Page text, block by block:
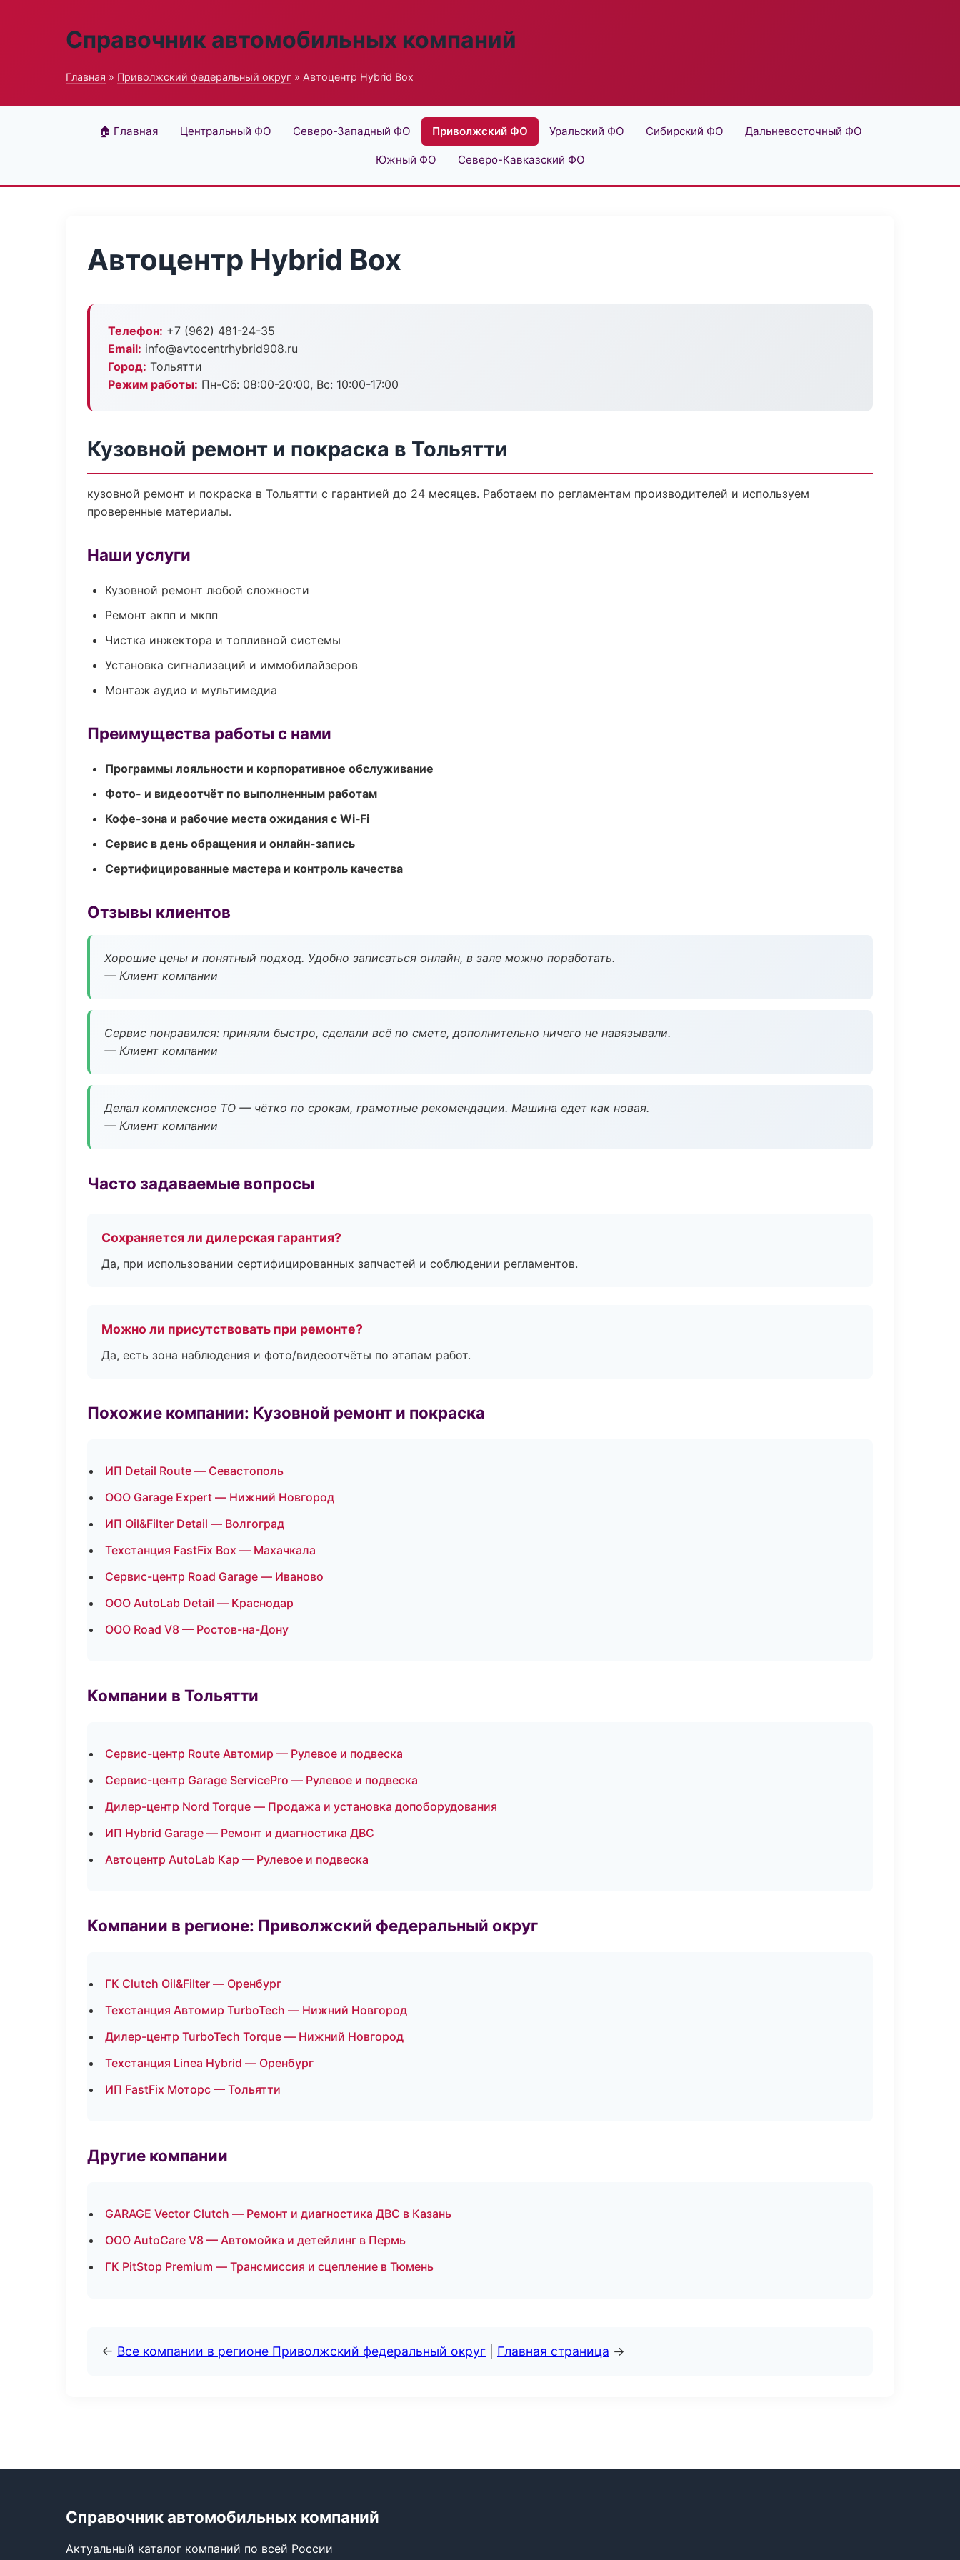
Справочник автомобильных компаний
Главная » Приволжский федеральный округ » Автоцентр Hybrid Box
🏠 Главная Центральный ФО Северо-Западный ФО Приволжский ФО Уральский ФО Сибирский ФО Дальневосточный ФО
Южный ФО Северо-Кавказский ФО
Автоцентр Hybrid Box
Телефон: +7 (962) 481-24-35
Email: info@avtocentrhybrid908.ru
Город: Тольятти
Режим работы: Пн-Сб: 08:00-20:00, Вс: 10:00-17:00
Кузовной ремонт и покраска в Тольятти
кузовной ремонт и покраска в Тольятти с гарантией до 24 месяцев. Работаем по регламентам производителей и используем
проверенные материалы.
Наши услуги
Кузовной ремонт любой сложности
Ремонт акпп и мкпп
Чистка инжектора и топливной системы
Установка сигнализаций и иммобилайзеров
Монтаж аудио и мультимедиа
Преимущества работы с нами
Программы лояльности и корпоративное обслуживание
Фото- и видеоотчёт по выполненным работам
Кофе-зона и рабочие места ожидания с Wi‑Fi
Сервис в день обращения и онлайн-запись
Сертифицированные мастера и контроль качества
Отзывы клиентов
Хорошие цены и понятный подход. Удобно записаться онлайн, в зале можно поработать.
— Клиент компании
Сервис понравился: приняли быстро, сделали всё по смете, дополнительно ничего не навязывали.
— Клиент компании
Делал комплексное ТО — чётко по срокам, грамотные рекомендации. Машина едет как новая.
— Клиент компании
Часто задаваемые вопросы
Сохраняется ли дилерская гарантия?
Да, при использовании сертифицированных запчастей и соблюдении регламентов.
Можно ли присутствовать при ремонте?
Да, есть зона наблюдения и фото/видеоотчёты по этапам работ.
Похожие компании: Кузовной ремонт и покраска
ИП Detail Route — Севастополь
ООО Garage Expert — Нижний Новгород
ИП Oil&Filter Detail — Волгоград
Техстанция FastFix Box — Махачкала
Сервис-центр Road Garage — Иваново
ООО AutoLab Detail — Краснодар
ООО Road V8 — Ростов-на-Дону
Компании в Тольятти
Сервис-центр Route Автомир — Рулевое и подвеска
Сервис-центр Garage ServicePro — Рулевое и подвеска
Дилер-центр Nord Torque — Продажа и установка допоборудования
ИП Hybrid Garage — Ремонт и диагностика ДВС
Автоцентр AutoLab Кар — Рулевое и подвеска
Компании в регионе: Приволжский федеральный округ
ГК Clutch Oil&Filter — Оренбург
Техстанция Автомир TurboTech — Нижний Новгород
Дилер-центр TurboTech Torque — Нижний Новгород
Техстанция Linea Hybrid — Оренбург
ИП FastFix Моторс — Тольятти
Другие компании
GARAGE Vector Clutch — Ремонт и диагностика ДВС в Казань
ООО AutoCare V8 — Автомойка и детейлинг в Пермь
ГК PitStop Premium — Трансмиссия и сцепление в Тюмень
← Все компании в регионе Приволжский федеральный округ Главная страница →
Справочник автомобильных компаний
Актуальный каталог компаний по всей России